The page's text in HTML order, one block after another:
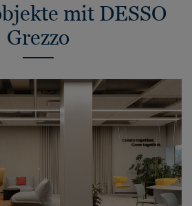
mit DESSO
Grezzo